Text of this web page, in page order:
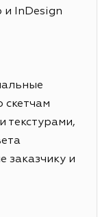
и InDesign
скетчам
текстурами,
заказчику и